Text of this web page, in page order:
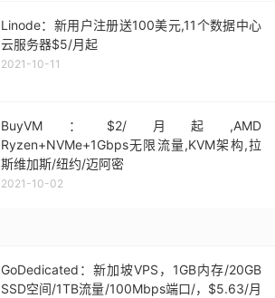
Linode：新用户注册送100美元,11个数据中心
云服务器$5/月起
2021-10-11
BuyVM：$2/月起,AMD
Ryzen+NVMe+1Gbps无限流量,KVM架构,拉
斯维加斯/纽约/迈阿密
2021-10-02
GoDedicated：新加坡VPS，1GB内存/20GB
SSD空间/1TB流量/100Mbps端口/，$5.63/月